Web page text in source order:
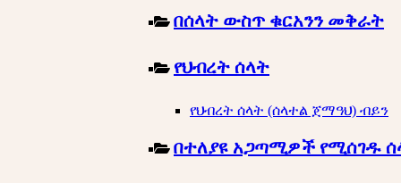
በሰላት ውስጥ ቁርአንን መቅራት
የህብረት ሰላት
የህብረት ሰላት (ሰላተል ጀማዓህ) ብይን
በተለያዩ አጋጣሚዎች የሚሰገዱ